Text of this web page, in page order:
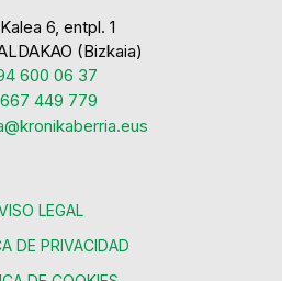
6, entpl. 1
(Bizkaia)
600 06 37
449 779
LEGAL
DE PRIVACIDAD